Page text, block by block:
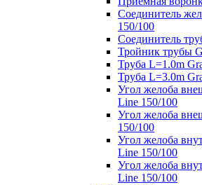
Соединитель
150/100
Соединитель
Тройник трубы
Труба L=1.0m
Труба L=3.0m
Угол желоба
Line 150/100
Угол желоба
150/100
Угол желоба
Line 150/100
Угол желоба
Line 150/100